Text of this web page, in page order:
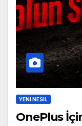
YENI NESIL
OnePlus